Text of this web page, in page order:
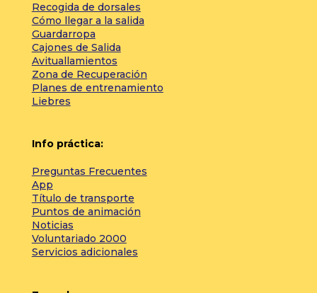
Recogida de dorsales
Cómo llegar a la salida
Guardarropa
Cajones de Salida
Avituallamientos
Zona de Recuperación
Planes de entrenamiento
Liebres
Info práctica:
Preguntas Frecuentes
App
Título de transporte
Puntos de animación
Noticias
Voluntariado 2000
Servicios adicionales